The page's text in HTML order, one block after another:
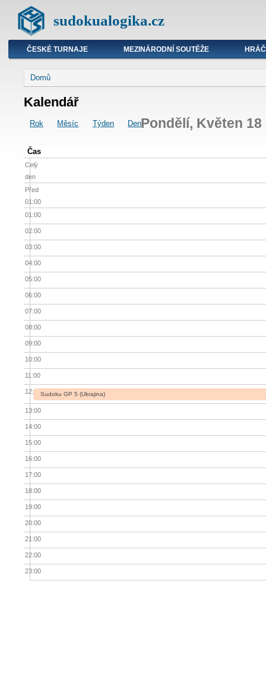
sudokualogika.cz
ČESKÉ TURNAJE MEZINÁRODNÍ SOUTĚŽE
Domů
Kalendář
Rok Měsíc Týden DenPondělí, Květen 18
Čas
Celý
den
Před
01:00
01:00
02:00
03:00
04:00
05:00
06:00
07:00
08:00
09:00
10:00
11:00
12:00Sudoku GP 5 (Ukrajina)
13:00
14:00
15:00
16:00
17:00
18:00
19:00
20:00
21:00
22:00
23:00